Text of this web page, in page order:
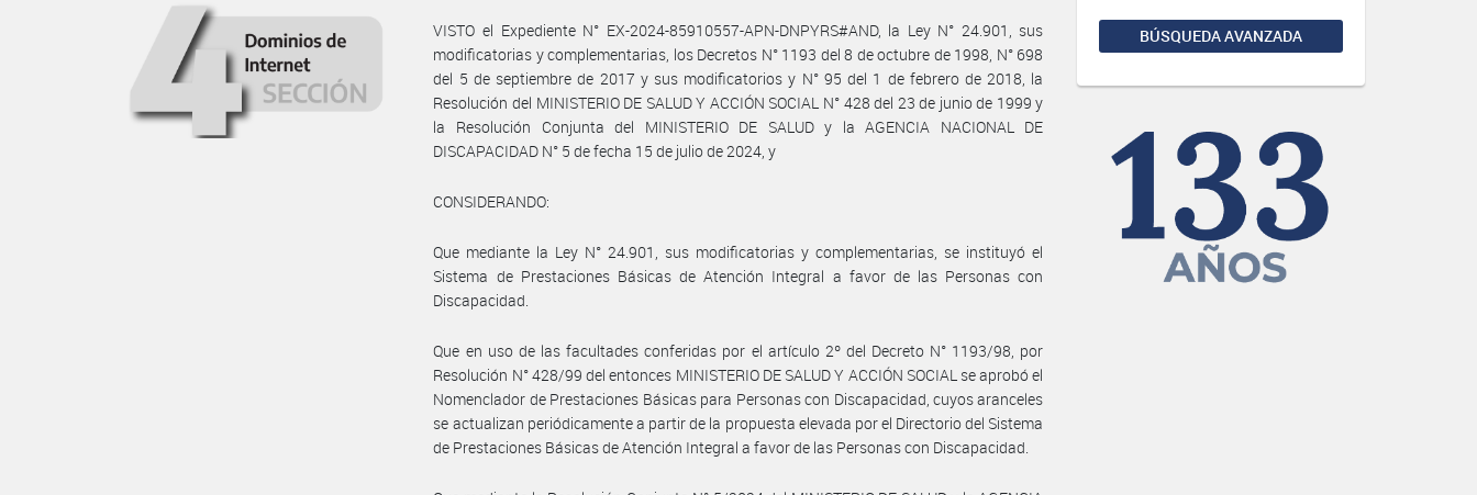
BÚSQUEDA AVANZADA
VISTO el Expediente N° EX-2024-85910557-APN-DNPYRS#AND, la Ley N° 24.901, sus
modificatorias y complementarias, los Decretos N° 1193 del 8 de octubre de 1998, N° 698
del 5 de septiembre de 2017 y sus modificatorios y N° 95 del 1 de febrero de 2018, la
Resolución del MINISTERIO DE SALUD Y ACCIÓN SOCIAL N° 428 del 23 de junio de 1999 y
la Resolución Conjunta del MINISTERIO DE SALUD y la AGENCIA NACIONAL DE
DISCAPACIDAD N° 5 de fecha 15 de julio de 2024, y
CONSIDERANDO:
Que mediante la Ley N° 24.901, sus modificatorias y complementarias, se instituyó el
Sistema de Prestaciones Básicas de Atención Integral a favor de las Personas con
Discapacidad.
Que en uso de las facultades conferidas por el artículo 2º del Decreto N° 1193/98, por
Resolución N° 428/99 del entonces MINISTERIO DE SALUD Y ACCIÓN SOCIAL se aprobó el
Nomenclador de Prestaciones Básicas para Personas con Discapacidad, cuyos aranceles
se actualizan periódicamente a partir de la propuesta elevada por el Directorio del Sistema
de Prestaciones Básicas de Atención Integral a favor de las Personas con Discapacidad.